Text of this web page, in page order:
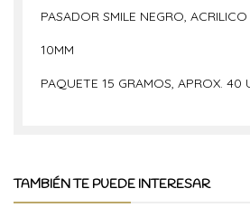
PASADOR SMILE NEGRO, ACRILICO
10MM
PAQUETE 15 GRAMOS, APROX. 40
TAMBIÉN TE PUEDE INTERESAR